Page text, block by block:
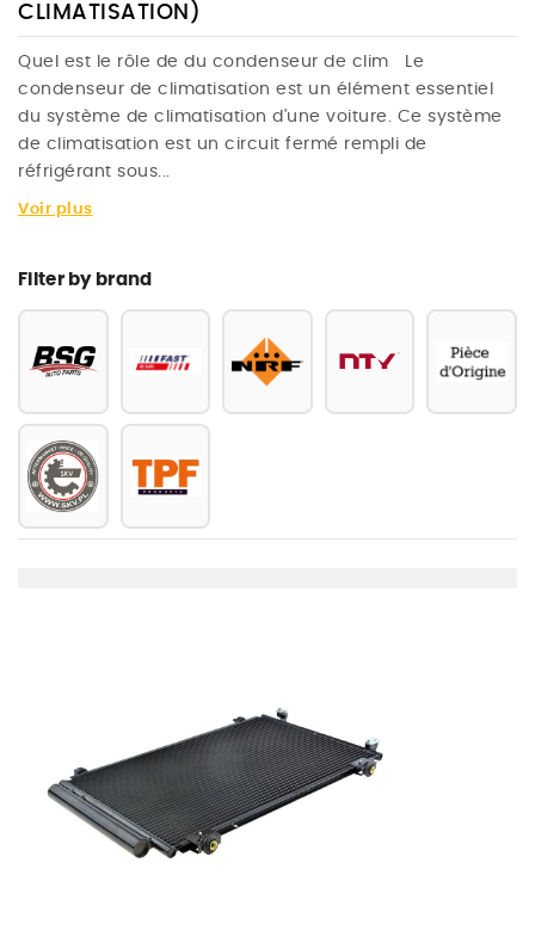
CLIMATISATION)
Quel est le rôle de du condenseur de clim Le
condenseur de climatisation est un élément essentiel
du système de climatisation d'une voiture. Ce système
de climatisation est un circuit fermé rempli de
réfrigérant sous...
Voir plus
Filter by brand